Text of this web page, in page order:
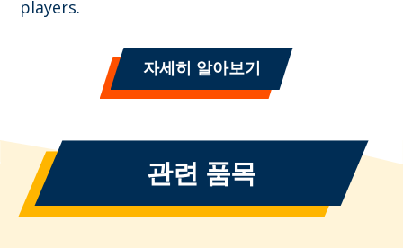
players.
자세히 알아보기
관련 품목